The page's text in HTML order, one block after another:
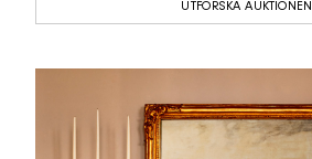
UTFORSKA AUKTIONEN